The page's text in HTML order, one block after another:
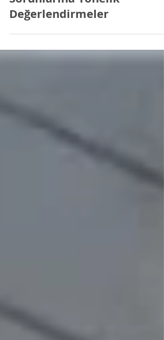
Kamu İhalelerinde IP
Sorunlarına Yönelik
Değerlendirmeler